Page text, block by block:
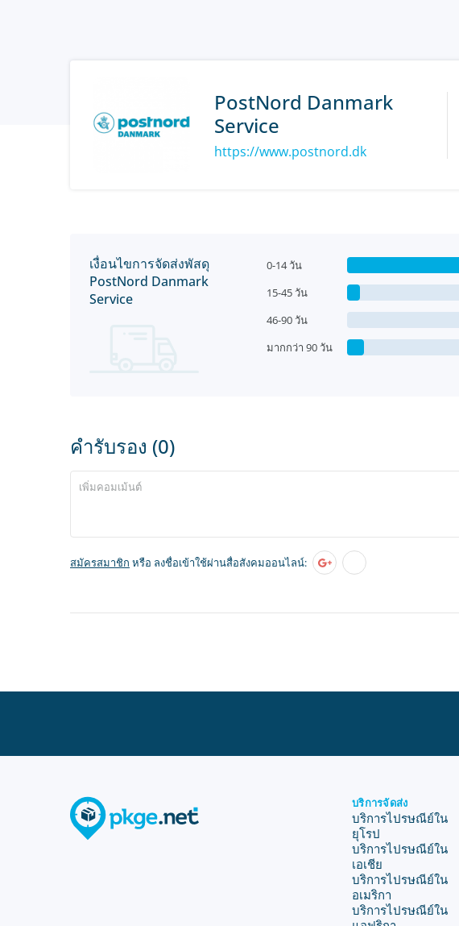
PostNord Danmark
Service
https://www.postnord.dk
เงื่อนไขการจัดส่งพัสดุ
PostNord Danmark
Service
0-14 วัน
15-45 วัน
46-90 วัน
มากกว่า 90 วัน
คำรับรอง (0)
สมัครสมาชิก หรือ ลงชื่อเข้าใช้ผ่านสื่อสังคมออนไลน์:
บริการจัดส่ง
บริการไปรษณีย์ใน
ยุโรป
บริการไปรษณีย์ใน
เอเชีย
บริการไปรษณีย์ใน
อเมริกา
บริการไปรษณีย์ใน